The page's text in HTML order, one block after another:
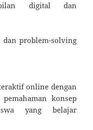
digital dan
problem-solving
online dengan
konsep
yang belajar